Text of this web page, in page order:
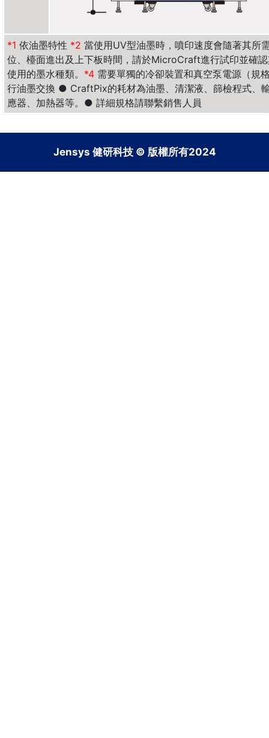
*1 依油墨特性 *2 當使用UV型油墨時，噴印速度會隨著其所
位、檯面進出及上下板時間，請於MicroCraft進行試印並確
使用的墨水種類。 *4 需要單獨的冷卻裝置和真空泵電源（規
行油墨交換 ● CraftPix的耗材為油墨、清潔液、篩檢程式、
應器、加熱器等。● 詳細規格請聯繫銷售人員
Jensys 健研科技 © 版權所有2024